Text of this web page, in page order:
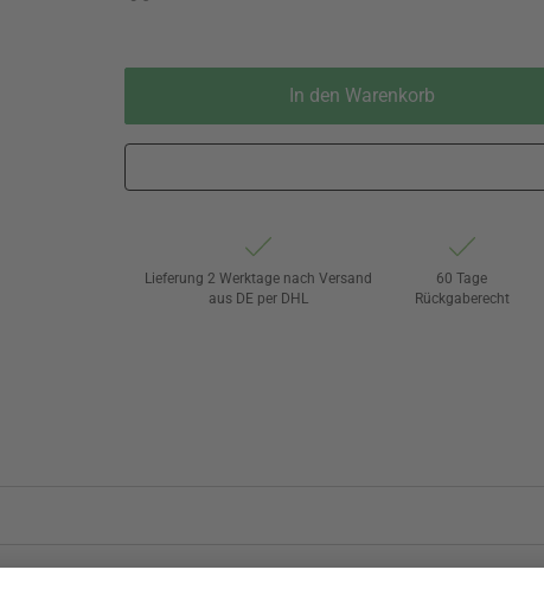
In den Warenkorb
Lieferung 2 Werktage nach Versand
aus DE per DHL
60 Tage
Rückgaberecht